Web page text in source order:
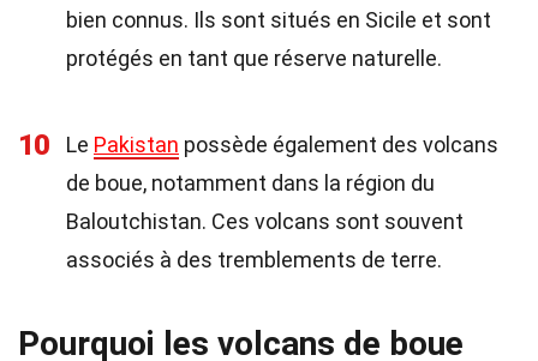
bien connus. Ils sont situés en Sicile et sont
protégés en tant que réserve naturelle.
10 Le Pakistan possède également des volcans
de boue, notamment dans la région du
Baloutchistan. Ces volcans sont souvent
associés à des tremblements de terre.
Pourquoi les volcans de boue